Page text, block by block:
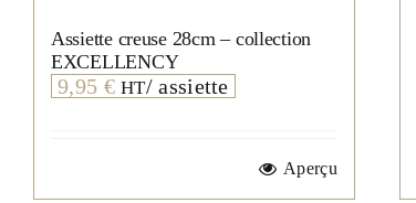
Assiette creuse 28cm – collection
EXCELLENCY
9,95 € HT/ assiette
Aperçu